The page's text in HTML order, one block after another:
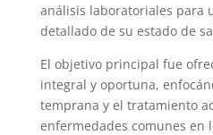
análisis laboratoriales para
detallado de su estado de
El objetivo principal fue
integral y oportuna,
temprana y el tratamiento
enfermedades comunes en